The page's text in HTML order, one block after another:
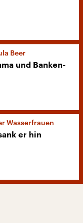
Beer
und Banken-
Wasserfrauen
er hin